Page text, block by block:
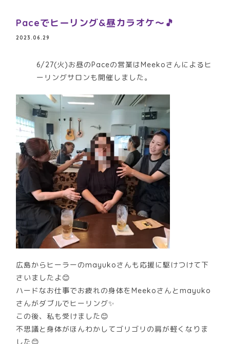
Paceでヒーリング&昼カラオケ～🎵
2023.06.29
6/27(火)お昼のPaceの営業はMeekoさんによるヒ
ーリングサロンも開催しました。
広島からヒーラーのmayukoさんも応援に駆けつけて下
さいましたよ😊
ハードなお仕事でお疲れの身体をMeekoさんとmayuko
さんがダブルでヒーリング✨
この後、私も受けました😊
不思議と身体がほんわかしてゴリゴリの肩が軽くなりま
した😊